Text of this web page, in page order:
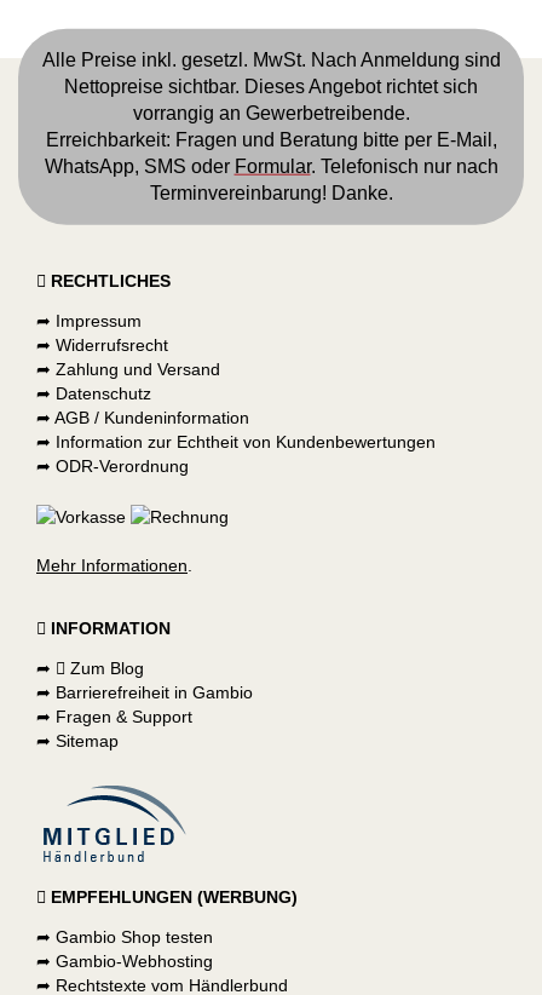
Alle Preise inkl. gesetzl. MwSt. Nach Anmeldung sind
Nettopreise sichtbar. Dieses Angebot richtet sich
vorrangig an Gewerbetreibende.
Erreichbarkeit: Fragen und Beratung bitte per E-Mail ,
WhatsApp, SMS oder Formular. Telefonisch nur nach
Terminvereinbarung! Danke.
RECHTLICHES
➦ Impressum
➦ Widerrufsrecht
➦ Zahlung und Versand
➦ Datenschutz
➦ AGB / Kundeninformation
➦ Information zur Echtheit von Kundenbewertungen
➦ ODR-Verordnung
Mehr Informationen
INFORMATION
➦
Zum Blog
➦ Barrierefreiheit in Gambio
➦ Fragen & Support
➦ Sitemap
EMPFEHLUNGEN (WERBUNG)
➦ Gambio Shop testen
➦ Gambio-Webhosting
➦ Rechtstexte vom Händlerbund